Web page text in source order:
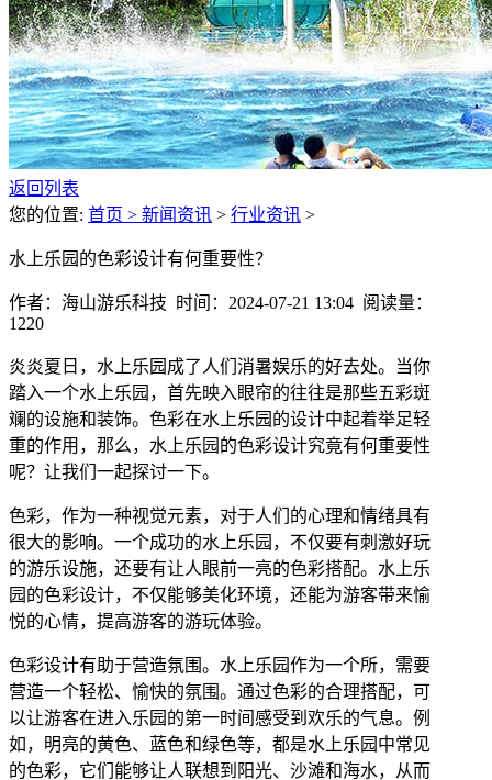
返回列表
您的位置: 首页 > 新闻资讯 > 行业资讯 >
水上乐园的色彩设计有何重要性？
作者：海山游乐科技 时间：2024-07-21 13:04 阅读量：
1220
炎炎夏日，水上乐园成了人们消暑娱乐的好去处。当你
踏入一个水上乐园，首先映入眼帘的往往是那些五彩斑
斓的设施和装饰。色彩在水上乐园的设计中起着举足轻
重的作用，那么，水上乐园的色彩设计究竟有何重要性
呢？让我们一起探讨一下。
色彩，作为一种视觉元素，对于人们的心理和情绪具有
很大的影响。一个成功的水上乐园，不仅要有刺激好玩
的游乐设施，还要有让人眼前一亮的色彩搭配。水上乐
园的色彩设计，不仅能够美化环境，还能为游客带来愉
悦的心情，提高游客的游玩体验。
色彩设计有助于营造氛围。水上乐园作为一个所，需要
营造一个轻松、愉快的氛围。通过色彩的合理搭配，可
以让游客在进入乐园的第一时间感受到欢乐的气息。例
如，明亮的黄色、蓝色和绿色等，都是水上乐园中常见
的色彩，它们能够让人联想到阳光、沙滩和海水，从而